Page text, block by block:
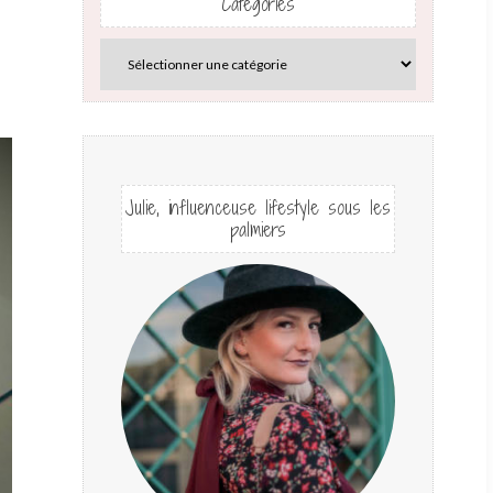
Julie, influenceuse lifestyle sous les
palmiers